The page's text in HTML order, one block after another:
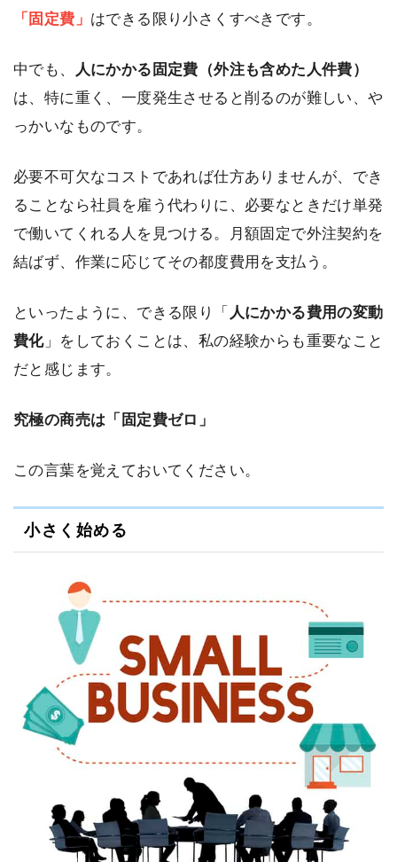
「固定費」 はできる限り小さくすべきです。
中でも、
人にかかる固定費（外注も含めた人件費）
は、特に重く、一度発生させると削るのが難しい、や
っかいなものです。
必要不可欠なコストであれば仕方ありませんが、でき
ることなら社員を雇う代わりに、必要なときだけ単発
で働いてくれる人を見つける。月額固定で外注契約を
結ばず、作業に応じてその都度費用を支払う。
といったように、できる限り「 人にかかる費用の変動
費化」をしておくことは、私の経験からも重要なこと
だと感じます。
究極の商売は「固定費ゼロ」
この言葉を覚えておいてください。
小さく始める